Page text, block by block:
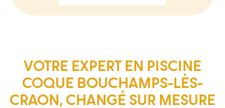
VOTRE EXPERT EN PISCINE
COQUE BOUCHAMPS-LÈS-
CRAON, CHANGÉ SUR MESURE